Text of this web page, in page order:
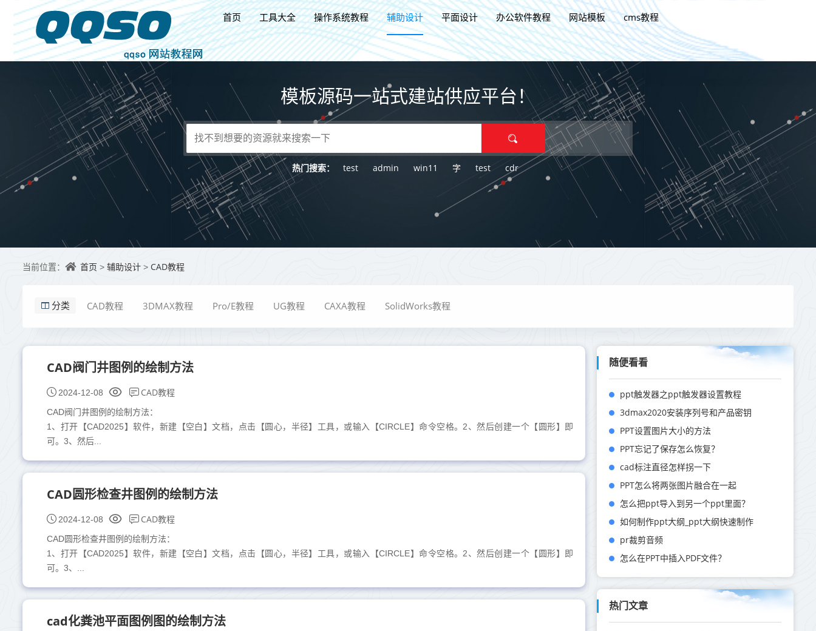
首页 工具大全 操作系统教程 辅助设计 平面设计 办公软件教程 网站模板 cms教程
模板源码一站式建站供应平台！
热门搜索： test admin win11 字 test cdr
当前位置： 首页 > 辅助设计 > CAD教程
分类 CAD教程 3DMAX教程 Pro/E教程 UG教程 CAXA教程 SolidWorks教程
CAD阀门井图例的绘制方法
2024-12-08 CAD教程
CAD阀门井图例的绘制方法：
1、打开【CAD2025】软件，新建【空白】文档，点击【圆心，半径】工具，或输入【CIRCLE】命令空格。2、然后创建一个【圆形】即
可。3、然后...
CAD圆形检查井图例的绘制方法
2024-12-08 CAD教程
CAD圆形检查井图例的绘制方法：
1、打开【CAD2025】软件，新建【空白】文档，点击【圆心，半径】工具，或输入【CIRCLE】命令空格。2、然后创建一个【圆形】即
可。3、...
cad化粪池平面图例图的绘制方法
随便看看
ppt触发器之ppt触发器设置教程
3dmax2020安装序列号和产品密钥
PPT设置图片大小的方法
PPT忘记了保存怎么恢复？
cad标注直径怎样拐一下
PPT怎么将两张图片融合在一起
怎么把ppt导入到另一个ppt里面？
如何制作ppt大纲_ppt大纲快速制作
pr裁剪音频
怎么在PPT中插入PDF文件？
热门文章